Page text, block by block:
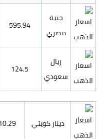
جنية
مصري
595.94
ريال
سعودي
124.5
دينار كويتي